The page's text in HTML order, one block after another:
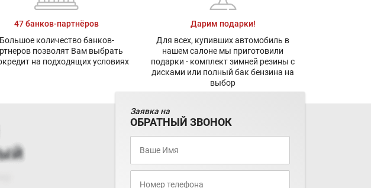
47 банков-партнёров
Большое количество банков-
позволят Вам выбрать
на подходящих условиях
Дарим подарки!
Для всех, купивших автомобиль в
нашем салоне мы приготовили
подарки - комплект зимней резины с
дисками или полный бак бензина на
выбор
Заявка на
ОБРАТНЫЙ ЗВОНОК